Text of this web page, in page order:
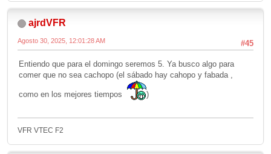
ajrdVFR
#45
Agosto 30, 2025, 12:01:28 AM
Entiendo que para el domingo seremos 5. Ya busco algo para
comer que no sea cachopo (el sábado hay cahopo y fabada ,
como en los mejores tiempos )
VFR VTEC F2